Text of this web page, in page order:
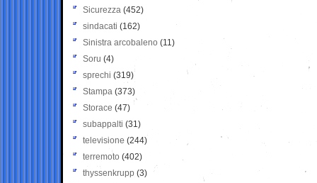
Sicurezza (452)
sindacati (162)
Sinistra arcobaleno (11)
Soru (4)
sprechi (319)
Stampa (373)
Storace (47)
subappalti (31)
televisione(244)
terremoto (402)
thyssenkrupp (3)